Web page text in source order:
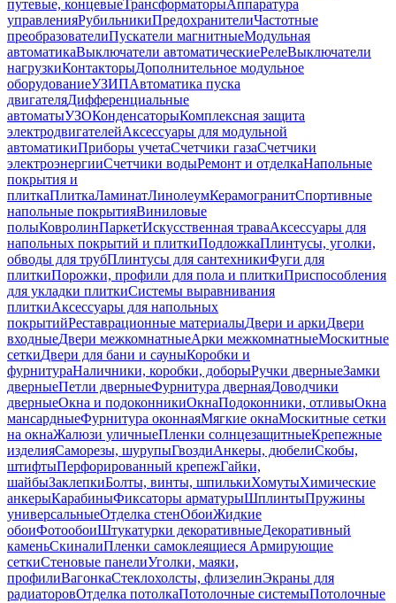
путевые, концевыеТрансформаторыАппаратура
управленияРубильникиПредохранителиЧастотные
преобразователиПускатели магнитныеМодульная
автоматикаВыключатели автоматическиеРелеВыключатели
нагрузкиКонтакторыДополнительное модульное
оборудованиеУЗИПАвтоматика пуска
двигателяДифференциальные
автоматыУЗОКонденсаторыКомплексная защита
электродвигателейАксессуары для модульной
автоматикиПриборы учетаСчетчики газаСчетчики
электроэнергииСчетчики водыРемонт и отделкаНапольные
покрытия и
плиткаПлиткаЛаминатЛинолеумКерамогранитСпортивные
напольные покрытияВиниловые
полыКовролинПаркетИскусственная траваАксессуары для
напольных покрытий и плиткиПодложкаПлинтусы, уголки,
обводы для трубПлинтусы для сантехникиФуги для
плиткиПорожки, профили для пола и плиткиПриспособления
для укладки плиткиСистемы выравнивания
плиткиАксессуары для напольных
покрытийРеставрационные материалыДвери и аркиДвери
входныеДвери межкомнатныеАрки межкомнатныеМоскитные
сеткиДвери для бани и сауныКоробки и
фурнитураНаличники, коробки, доборыРучки дверныеЗамки
дверныеПетли дверныеФурнитура двернаяДоводчики
дверныеОкна и подоконникиОкнаПодоконники, отливыОкна
мансардныеФурнитура оконнаяМягкие окнаМоскитные сетки
на окнаЖалюзи уличныеПленки солнцезащитныеКрепежные
изделияСаморезы, шурупыГвоздиАнкеры, дюбелиСкобы,
штифтыПерфорированный крепежГайки,
шайбыЗаклепкиБолты, винты, шпилькиХомутыХимические
анкерыКарабиныФиксаторы арматурыШплинтыПружины
универсальныеОтделка стенОбоиЖидкие
обоиФотообоиШтукатурки декоративныеДекоративный
каменьСкиналиПленки самоклеящиеся Армирующие
сеткиСтеновые панелиУголки, маяки,
профилиВагонкаСтеклохолсты, флизелинЭкраны для
радиаторовОтделка потолкаПотолочные системыПотолочные